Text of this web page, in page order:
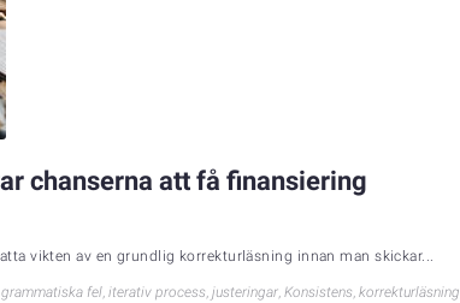
chanserna att få finansiering
vikten av en grundlig korrekturläsning innan man skickar...
grammatiska fel, iterativ process, justeringar, Konsistens, korrekturläsning